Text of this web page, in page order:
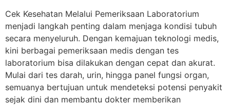
Cek Kesehatan Melalui Pemeriksaan Laboratorium
menjadi langkah penting dalam menjaga kondisi tubuh
secara menyeluruh. Dengan kemajuan teknologi medis,
kini berbagai pemeriksaan medis dengan tes
laboratorium bisa dilakukan dengan cepat dan akurat.
Mulai dari tes darah, urin, hingga panel fungsi organ,
semuanya bertujuan untuk mendeteksi potensi penyakit
sejak dini dan membantu dokter memberikan